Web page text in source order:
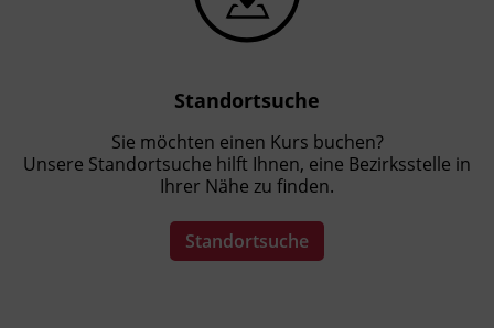
Standortsuche
Sie möchten einen Kurs buchen?
Unsere Standortsuche hilft Ihnen, eine Bezirksstelle in
Ihrer Nähe zu finden.
Standortsuche